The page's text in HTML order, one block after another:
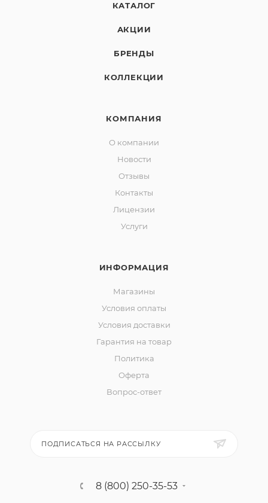
КАТАЛОГ
АКЦИИ
БРЕНДЫ
КОЛЛЕКЦИИ
КОМПАНИЯ
О компании
Новости
Отзывы
Контакты
Лицензии
Услуги
ИНФОРМАЦИЯ
Магазины
Условия оплаты
Условия доставки
Гарантия на товар
Политика
Оферта
Вопрос-ответ
ПОДПИСАТЬСЯ НА РАССЫЛКУ
8 (800) 250-35-53